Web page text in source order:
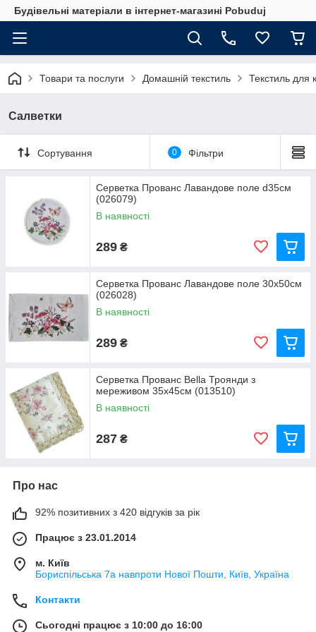
Будівельні матеріали в інтернет-магазині Pobuduj
Товари та послуги Домашній текстиль Текстиль для
Салветки
Сортування 0 Фільтри
Серветка Прованс Лавандове поле d35см
(026079)
В наявності
289 ₴
Серветка Прованс Лавандове поле 30x50см
(026028)
В наявності
289 ₴
Серветка Прованс Bella Троянди з
мереживом 35x45см (013510)
В наявності
287 ₴
Про нас
92% позитивних з 420 відгуків за рік
Працює з 23.01.2014
м. Київ
Бориспільська 7а навпроти Нової Пошти, Київ, Україна
Контакти
Сьогодні працює з 10:00 до 16:00